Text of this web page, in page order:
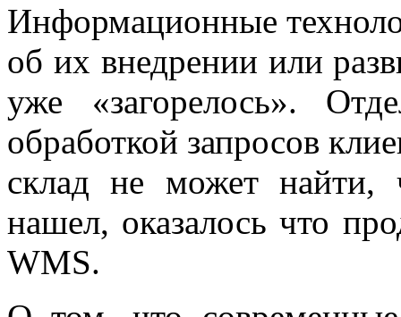
Информационные
об их внедрении или
уже «загорелось».
обработкой запросов
склад не может найти,
нашел, оказалось что
WMS.